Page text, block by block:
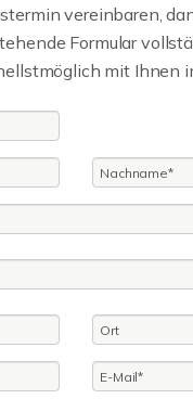
vereinbaren,
Formular
mit Ihnen